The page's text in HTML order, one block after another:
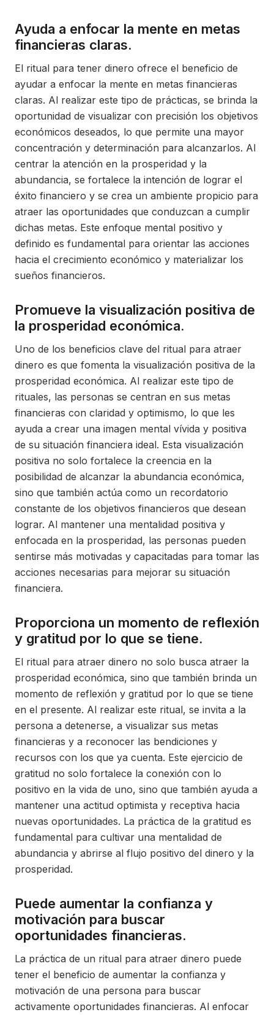
Ayuda a enfocar la mente en metas
financieras claras.
El ritual para tener dinero ofrece el beneficio de
ayudar a enfocar la mente en metas financieras
claras. Al realizar este tipo de prácticas, se brinda la
oportunidad de visualizar con precisión los objetivos
económicos deseados, lo que permite una mayor
concentración y determinación para alcanzarlos. Al
centrar la atención en la prosperidad y la
abundancia, se fortalece la intención de lograr el
éxito financiero y se crea un ambiente propicio para
atraer las oportunidades que conduzcan a cumplir
dichas metas. Este enfoque mental positivo y
definido es fundamental para orientar las acciones
hacia el crecimiento económico y materializar los
sueños financieros.
Promueve la visualización positiva de
la prosperidad económica.
Uno de los beneficios clave del ritual para atraer
dinero es que fomenta la visualización positiva de la
prosperidad económica. Al realizar este tipo de
rituales, las personas se centran en sus metas
financieras con claridad y optimismo, lo que les
ayuda a crear una imagen mental vívida y positiva
de su situación financiera ideal. Esta visualización
positiva no solo fortalece la creencia en la
posibilidad de alcanzar la abundancia económica,
sino que también actúa como un recordatorio
constante de los objetivos financieros que desean
lograr. Al mantener una mentalidad positiva y
enfocada en la prosperidad, las personas pueden
sentirse más motivadas y capacitadas para tomar las
acciones necesarias para mejorar su situación
financiera.
Proporciona un momento de reflexión
y gratitud por lo que se tiene.
El ritual para atraer dinero no solo busca atraer la
prosperidad económica, sino que también brinda un
momento de reflexión y gratitud por lo que se tiene
en el presente. Al realizar este ritual, se invita a la
persona a detenerse, a visualizar sus metas
financieras y a reconocer las bendiciones y
recursos con los que ya cuenta. Este ejercicio de
gratitud no solo fortalece la conexión con lo
positivo en la vida de uno, sino que también ayuda a
mantener una actitud optimista y receptiva hacia
nuevas oportunidades. La práctica de la gratitud es
fundamental para cultivar una mentalidad de
abundancia y abrirse al flujo positivo del dinero y la
prosperidad.
Puede aumentar la confianza y
motivación para buscar
oportunidades financieras.
La práctica de un ritual para atraer dinero puede
tener el beneficio de aumentar la confianza y
motivación de una persona para buscar
activamente oportunidades financieras. Al enfocar